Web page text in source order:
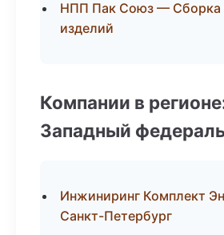
НПП Пак Союз — Сборка
изделий
Компании в
Западный
Инжиниринг Комплект
Санкт-Петербург